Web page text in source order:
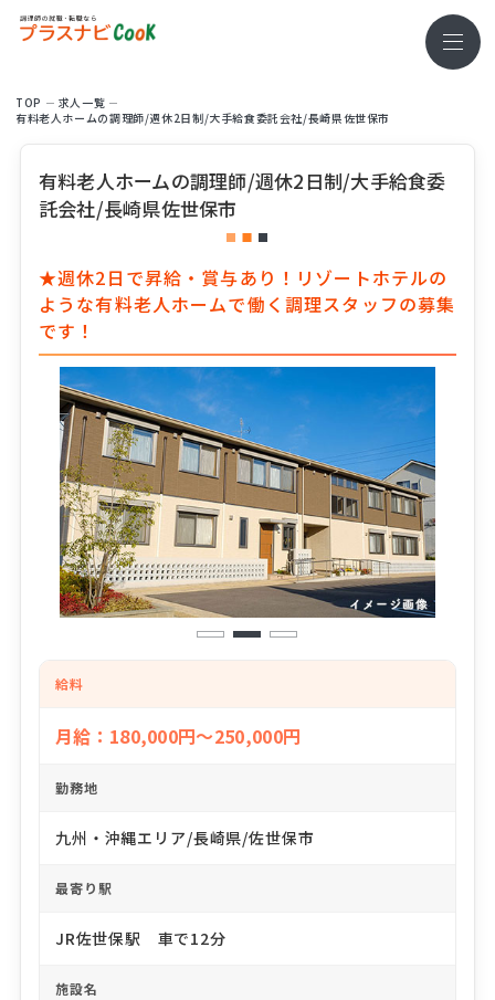
TOP
求⼈⼀覧
有料老人ホームの調理師/週休2日制/大手給食委託会社/長崎県佐世保市
有料老人ホームの調理師/週休2日制/大手給食委
託会社/長崎県佐世保市
★週休2日で昇給・賞与あり！リゾートホテルの
ような有料老人ホームで働く調理スタッフの募集
です！
1 2 3
給料
月給：180,000円～250,000円
勤務地
九州・沖縄エリア/長崎県/佐世保市
最寄り駅
JR佐世保駅 車で12分
施設名